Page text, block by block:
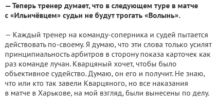
— Теперь тренер думает, что в следующем туре в матче
с «Ильичёвцем» судьи не будут трогать «Волынь».
— Каждый тренер на команду-соперника и судей пытается
действовать по-своему. Я думаю, что эти слова только усилят
принципиальность арбитров в сторону показа карточек как
раз команде лучан. Кварцяный хочет, чтобы было
объективное судейство. Думаю, он его и получит. Не знаю,
что или кто так завели Кварцяного, но все наказания
в матче в Харькове, на мой взгляд, были вынесены по делу.